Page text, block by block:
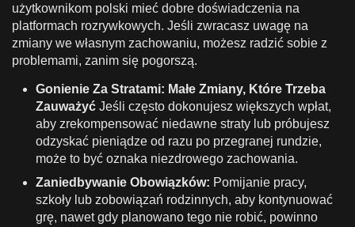
użytkownikom polski mieć dobre doświadczenia na
platformach rozrywkowych. Jeśli zwracasz uwagę na
zmiany we własnym zachowaniu, możesz radzić sobie z
problemami, zanim się pogorszą.
Gonienie Za Stratami: Małe Zmiany, Które Trzeba
Zauważyć Jeśli często dokonujesz większych wpłat,
aby zrekompensować niedawne straty lub próbujesz
odzyskać pieniądze od razu po przegranej rundzie,
może to być oznaka niezdrowego zachowania.
Zaniedbywanie Obowiązków: Pomijanie pracy,
szkoły lub zobowiązań rodzinnych, aby kontynuować
grę, nawet gdy planowano tego nie robić, powinno